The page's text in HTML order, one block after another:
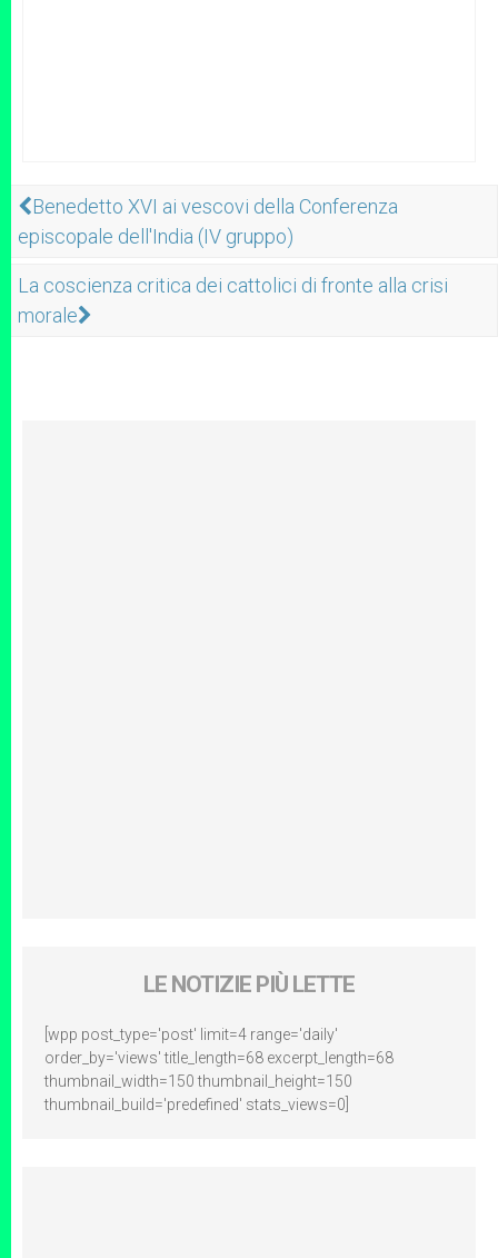
Benedetto XVI ai vescovi della Conferenza
episcopale dell'India (IV gruppo)
La coscienza critica dei cattolici di fronte alla crisi
morale
LE NOTIZIE PIÙ LETTE
[wpp post_type='post' limit=4 range='daily'
order_by='views' title_length=68 excerpt_length=68
thumbnail_width=150 thumbnail_height=150
thumbnail_build='predefined' stats_views=0]